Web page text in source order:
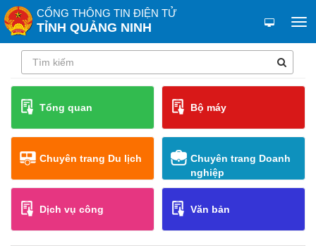
CỔNG THÔNG TIN ĐIỆN TỬ
TỈNH QUẢNG NINH
Tổng quan Bộ máy
Chuyên trang Du lịch
Chuyên trang Doanh
nghiệp
Dịch vụ công Văn bản